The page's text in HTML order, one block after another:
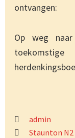
ontvangen:
Op weg
admin
Staunton N2